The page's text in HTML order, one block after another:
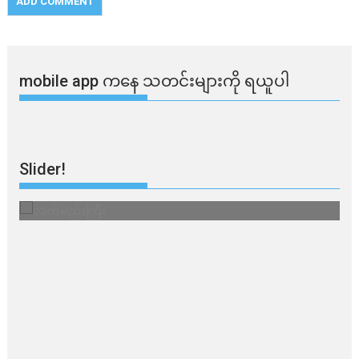
mobile app ​​ကနေ ​​သတင်းများကို ရယူပါ
Slider!
လက်မည်းကြီး